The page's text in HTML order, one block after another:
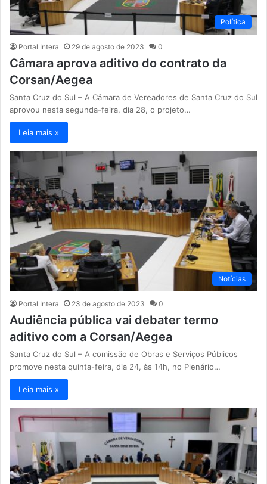
Política
Portal Intera 29 de agosto de 2023 0
Câmara aprova aditivo do contrato da
Corsan/Aegea
Santa Cruz do Sul – A Câmara de Vereadores de Santa Cruz do Sul
aprovou nesta segunda-feira, dia 28, o projeto…
Leia mais »
Notícias
Portal Intera 23 de agosto de 2023 0
Audiência pública vai debater termo
aditivo com a Corsan/Aegea
Santa Cruz do Sul – A comissão de Obras e Serviços Públicos
promove nesta quinta-feira, dia 24, às 14h, no Plenário…
Leia mais »